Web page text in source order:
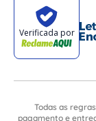
Todas as
pagamento e